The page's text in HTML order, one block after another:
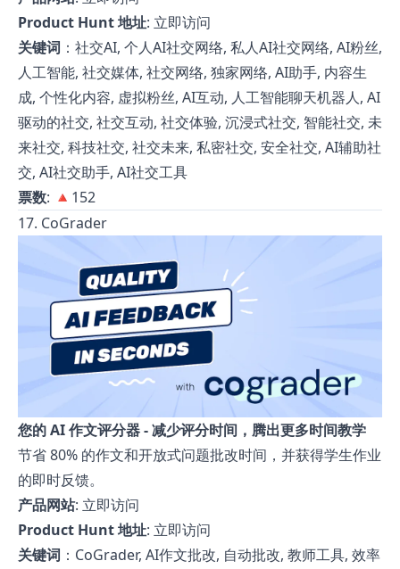
Product Hunt 地址: 立即访问
关键词 ：社交AI, 个人AI社交网络, 私人AI社交网络, AI粉丝,
人工智能, 社交媒体, 社交网络, 独家网络, AI助手, 内容生
成, 个性化内容, 虚拟粉丝, AI互动, 人工智能聊天机器人, AI
驱动的社交, 社交互动, 社交体验, 沉浸式社交, 智能社交, 未
来社交, 科技社交, 社交未来, 私密社交, 安全社交, AI辅助社
交, AI社交助手, AI社交工具
票数: 🔺152
17. CoGrader
您的 AI 作文评分器 - 减少评分时间，腾出更多时间教学
节省 80% 的作文和开放式问题批改时间，并获得学生作业
的即时反馈。
产品网站: 立即访问
Product Hunt 地址: 立即访问
关键词 ：CoGrader, AI作文批改, 自动批改, 教师工具, 效率